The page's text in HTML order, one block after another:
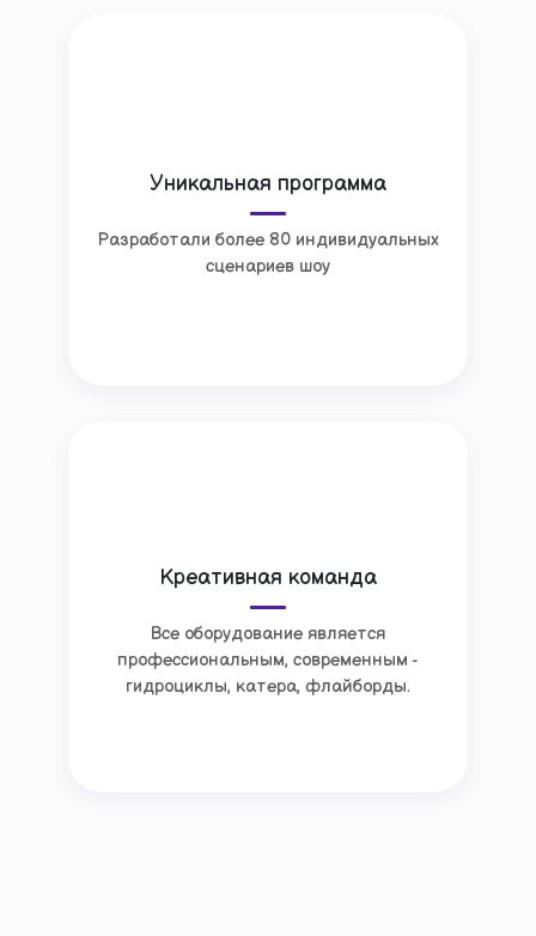
Уникальная программа
Разработали более 80 индивидуальных
сценариев шоу
Креативная команда
Все оборудование является
профессиональным, современным -
гидроциклы, катера, флайборды.